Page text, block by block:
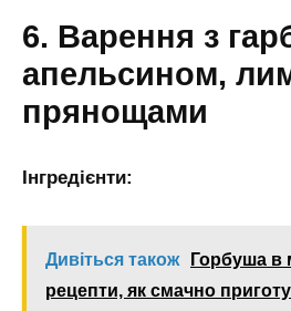
6. Варення з
апельсином,
прянощами
Інгредієнти:
Дивіться також
Горбуша в
рецепти, як смачно